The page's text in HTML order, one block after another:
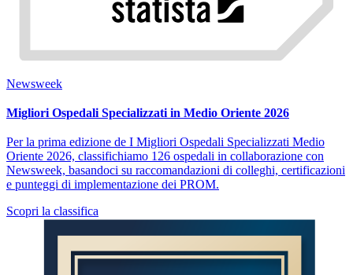
Newsweek
Migliori Ospedali Specializzati in Medio Oriente 2026
Per la prima edizione de I Migliori Ospedali Specializzati Medio
Oriente 2026, classifichiamo 126 ospedali in collaborazione con
Newsweek, basandoci su raccomandazioni di colleghi, certificazioni
e punteggi di implementazione dei PROM.
Scopri la classifica